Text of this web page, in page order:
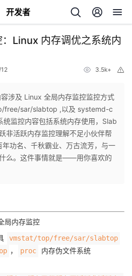
开发者
Linux 内存调优之系统内
3.5k+
容涉及 Linux 全局内存监控监控方式
free/sar/slabtop ,以及 systemd-c
监控内容包括系统内存使用，​Slab
非活跃内存监控理解不足小伙伴帮
功名、千秋霸业、万古流芳，与一
么。这件事情就是——用你喜欢的
局内存监控
vmstat/top/free/sar/slabtop
， proc
内存伪文件系统